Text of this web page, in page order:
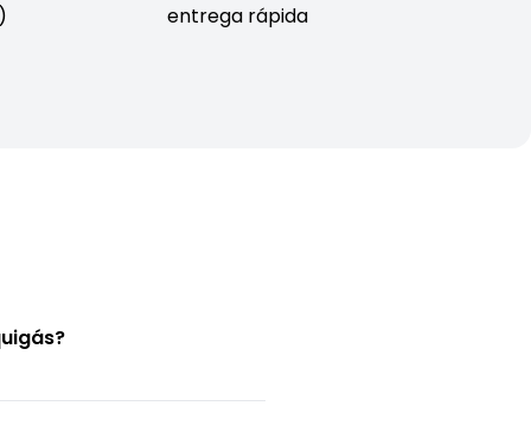
entrega rápida